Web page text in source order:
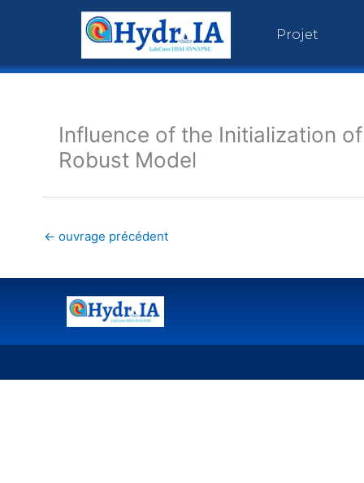
Projet
Influence of the Initialization
Robust Model
← ouvrage précédent